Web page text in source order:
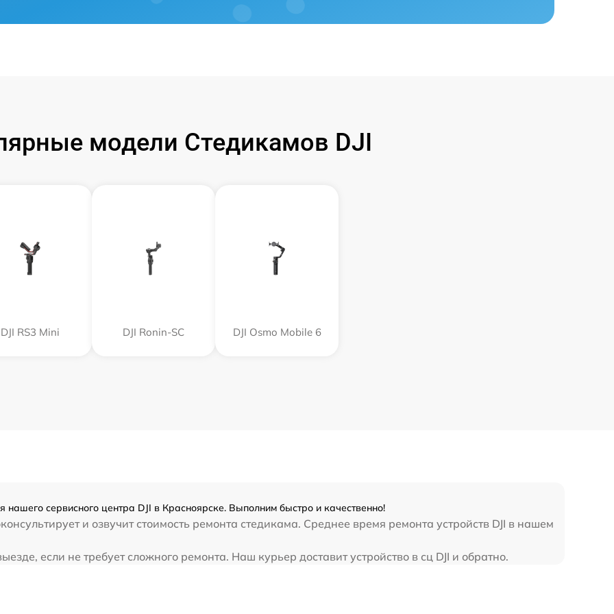
модели Стедикамов DJI
DJI RS3 Mini DJI Ronin-SC DJI Osmo Mobile 6
сервисного центра DJI в Красноярске. Выполним быстро и качественно!
и озвучит стоимость ремонта стедикама. Среднее время ремонта устройств DJI в нашем
если не требует сложного ремонта. Наш курьер доставит устройство в сц DJI и обратно.